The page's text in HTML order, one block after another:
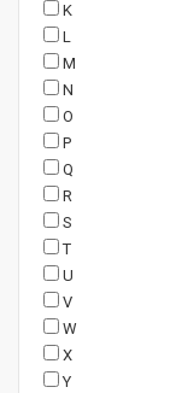
K
L
M
N
O
P
Q
R
S
T
U
V
W
X
Y